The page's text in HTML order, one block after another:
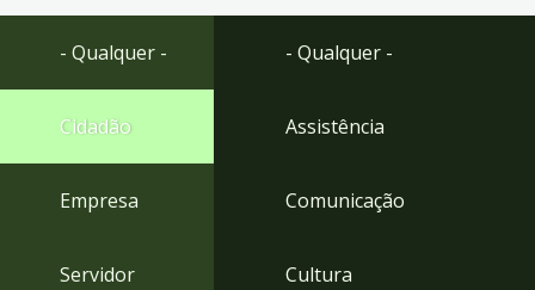
Ir
rodapé
- Qualquer -
Cidadão
Empresa
Servidor
- Qualquer -
Assistência
Comunicação
Cultura